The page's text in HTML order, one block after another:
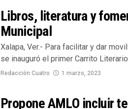
Libros, literatura y
Municipal
Xalapa, Ver.- Para facilitar y dar
se inauguró el primer Carrito
Redacción Cuatro 1 marzo, 2023
Propone AMLO incluir